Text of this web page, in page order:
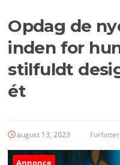
Opdag de
inden for
stilfuldt
ét
august 13, 2023 Forfatter:
Annonce